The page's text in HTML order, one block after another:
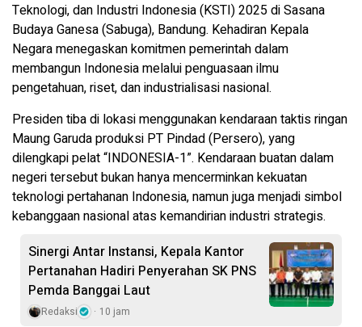
Teknologi, dan Industri Indonesia (KSTI) 2025 di Sasana
Budaya Ganesa (Sabuga), Bandung. Kehadiran Kepala
Negara menegaskan komitmen pemerintah dalam
membangun Indonesia melalui penguasaan ilmu
pengetahuan, riset, dan industrialisasi nasional.
Presiden tiba di lokasi menggunakan kendaraan taktis ringan
Maung Garuda produksi PT Pindad (Persero), yang
dilengkapi pelat “INDONESIA-1”. Kendaraan buatan dalam
negeri tersebut bukan hanya mencerminkan kekuatan
teknologi pertahanan Indonesia, namun juga menjadi simbol
kebanggaan nasional atas kemandirian industri strategis.
Sinergi Antar Instansi, Kepala Kantor
Pertanahan Hadiri Penyerahan SK PNS
Pemda Banggai Laut
Redaksi 10 jam